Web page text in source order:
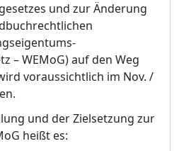
und zur Änderung
– WEMoG) auf den Weg
voraussichtlich im Nov. /
und der Zielsetzung zur
heißt es: